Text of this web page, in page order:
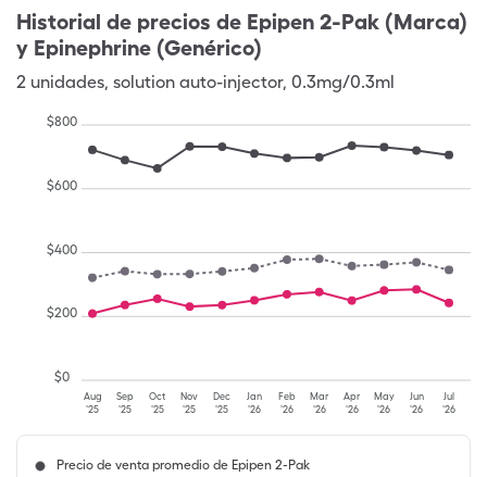
Historial de precios de Epipen 2-Pak (Marca)
y Epinephrine (Genérico)
2 unidades, solution auto-injector, 0.3mg/0.3ml
Aug
'25
Sep
'25
Oct
'25
Nov
'25
Dec
'25
Jan
'26
Feb
'26
Mar
'26
Apr
'26
May
'26
Jun
'26
Jul
'26
$0
$200
$400
$600
$800
Precio de venta promedio de Epipen 2-Pak